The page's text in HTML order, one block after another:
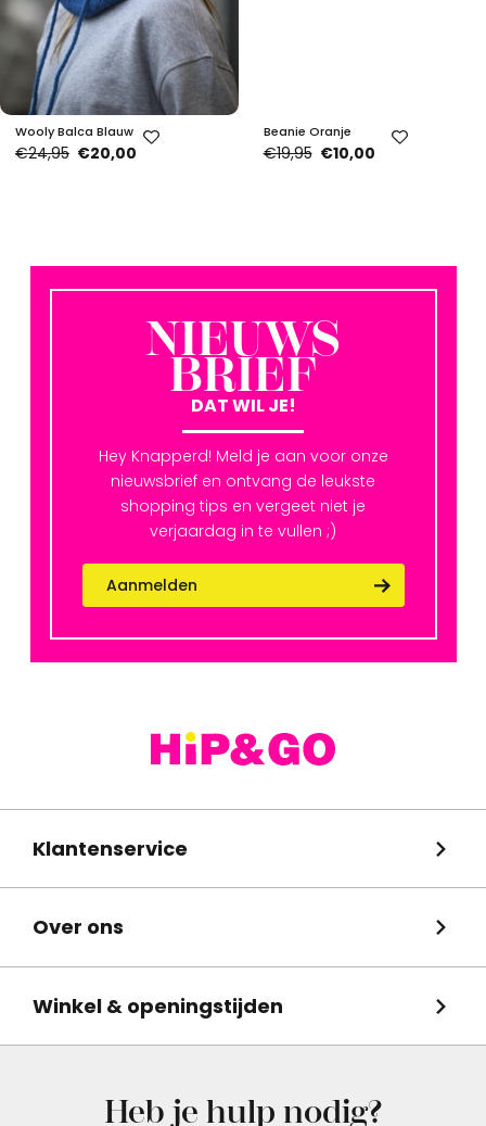
Wooly Balca Blauw
€24,95 €20,00
Beanie Oranje
€19,95 €10,00
NIEUWS
BRIEF
DAT WIL JE!
Hey Knapperd! Meld je aan voor onze
nieuwsbrief en ontvang de leukste
shopping tips en vergeet niet je
verjaardag in te vullen ;)
Aanmelden
Klantenservice
Over ons
Winkel & openingstijden
Heb je hulp nodig?